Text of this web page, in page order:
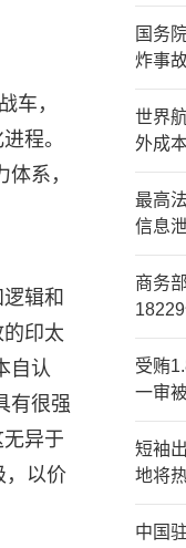
车，
程。
系，
辑和
印太
自认
有很强
异于
，以价
国务
炸事
世界
外成
最高
信息
商务
受贿
一审
短袖
地将
中国